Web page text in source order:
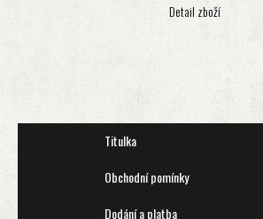
Detail zboží
Titulka
Obchodní pomínky
Dodání a platba